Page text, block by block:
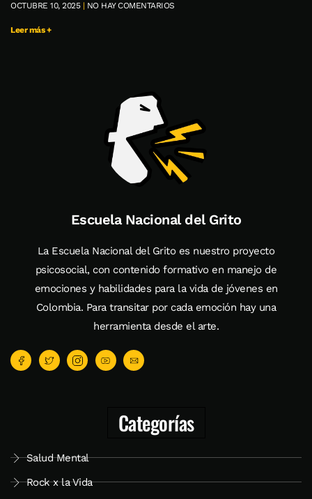
OCTUBRE 10, 2025 NO HAY COMENTARIOS
Leer más +
Escuela Nacional del Grito
La Escuela Nacional del Grito es nuestro proyecto
psicosocial, con contenido formativo en manejo de
emociones y habilidades para la vida de jóvenes en
Colombia. Para transitar por cada emoción hay una
herramienta desde el arte.
Categorías
Salud Mental
Rock x la Vida